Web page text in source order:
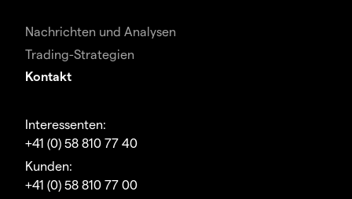
Nachrichten und Analysen
Trading-Strategien
Kontakt
Interessenten:
+41 (0) 58 810 77 40
Kunden:
+41 (0) 58 810 77 00